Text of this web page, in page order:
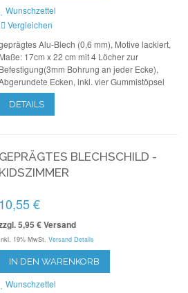
Wunschzettel
Vergleichen
Alu-Blech (0,6 mm), Motive lackiert,
Maße: 17cm x 22 cm mit 4 Löcher zur
Befestigung(3mm Bohrung an jeder Ecke),
Ecken, inkl. vier Gummistöpsel
DETAILS
GEPRÄGTES BLECHSCHILD -
KIDSZIMMER
10,55 €
5,95 € Versand
Inkl. 19% MwSt. Versand Details
IN DEN WARENKORB
Wunschzettel